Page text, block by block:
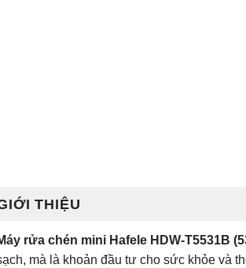
THIỆU
rửa chén mini Hafele HDW-T5531B
mà là khoản đầu tư cho sức khỏe và